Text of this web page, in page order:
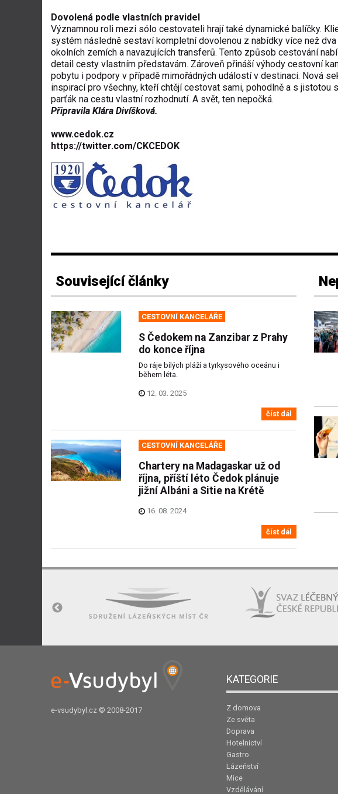
Dovolená podle vlastních pravidel
Významnou roli mezi sólo cestovateli hrají také dynamické balíčky.
systém následně sestaví kompletní dovolenou z nabídky více než
okolních zemích a navazujících transferů. Tento způsob cestování
detail cesty vlastním představám. Zároveň přináší výhody cestovní
pobytu i podpory v případě mimořádných událostí v destinaci. Nová
inspirací pro všechny, kteří chtějí cestovat sami, pohodlně a s
parťák na cestu vlastní rozhodnutí. A svět, ten nepočká.
Připravila Klára Divíšková.
www.cedok.cz
https://twitter.com/CKCEDOK
Související články
CESTOVNÍ KANCELÁŘE
S Čedokem na Zanzibar z Prahy
do konce října
Do ráje bílých pláží a tyrkysového oceánu i
během léta.
12. 03. 2025
číst dál
CESTOVNÍ KANCELÁŘE
Chartery na Madagaskar už od
října, příští léto Čedok plánuje
jižní Albáni a Sitie na Krétě
16. 08. 2024
číst dál
e-vsudybyl.cz © 2008-2017
KATEGORIE
Z domova
Ze světa
Doprava
Hotelnictví
Gastro
Lázeňství
Mice
Vzdělávání